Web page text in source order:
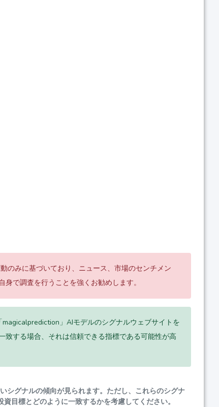
のみに基づいており、ニュース、市場のセンチメン
で調査を行うことを強くお勧めします。
」AIモデルのシグナルウェブサイトを
する場合、それは信頼できる指標である可能性が高
シグナルの傾向が見られます。ただし、これらのシグナ
目標とどのように一致するかを考慮してください。